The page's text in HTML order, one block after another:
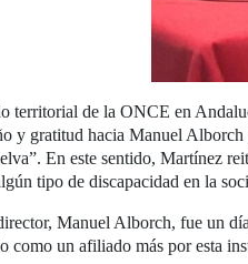
territorial de la ONCE en
y gratitud hacia Manuel
En este sentido, Martínez
tipo de discapacidad en la
Manuel Alborch, fue un
como un afiliado más por esta